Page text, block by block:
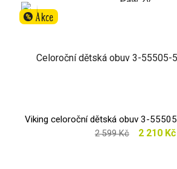
% Akce
Viking celoroční dětská obuv 3-
2 599 Kč 2 210 Kč